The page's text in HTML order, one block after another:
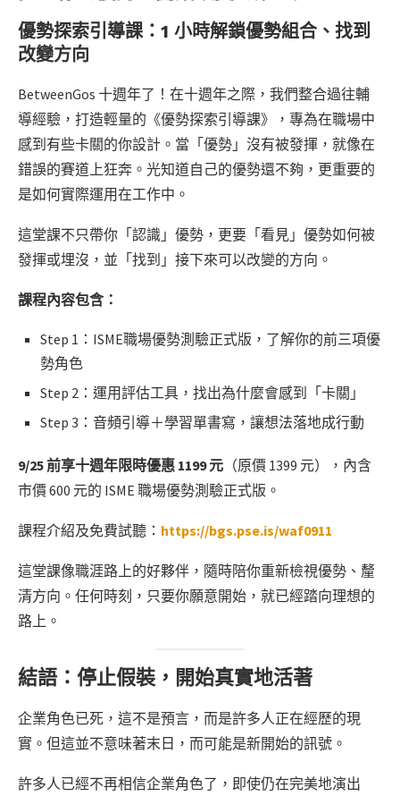
優勢探索引導課：1 小時解鎖優勢組合、找到
改變方向
BetweenGos 十週年了！在十週年之際，我們整合過往輔
導經驗，打造輕量的《優勢探索引導課》，專為在職場中
感到有些卡關的你設計。當「優勢」沒有被發揮，就像在
錯誤的賽道上狂奔。光知道自己的優勢還不夠，更重要的
是如何實際運用在工作中。
這堂課不只帶你「認識」優勢，更要「看見」優勢如何被
發揮或埋沒，並「找到」接下來可以改變的方向。
課程內容包含：
Step 1：ISME職場優勢測驗正式版，了解你的前三項優
勢角色
Step 2：運用評估工具，找出為什麼會感到「卡關」
Step 3：音頻引導＋學習單書寫，讓想法落地成行動
9/25 前享十週年限時優惠 1199 元 （原價 1399 元），內含
市價 600 元的 ISME 職場優勢測驗正式版。
課程介紹及免費試聽： https://bgs.pse.is/waf0911
這堂課像職涯路上的好夥伴，隨時陪你重新檢視優勢、釐
清方向。任何時刻，只要你願意開始，就已經踏向理想的
路上。
結語：停止假裝，開始真實地活著
企業角色已死，這不是預言，而是許多人正在經歷的現
實。但這並不意味著末日，而可能是新開始的訊號。
許多人已經不再相信企業角色了，即使仍在完美地演出